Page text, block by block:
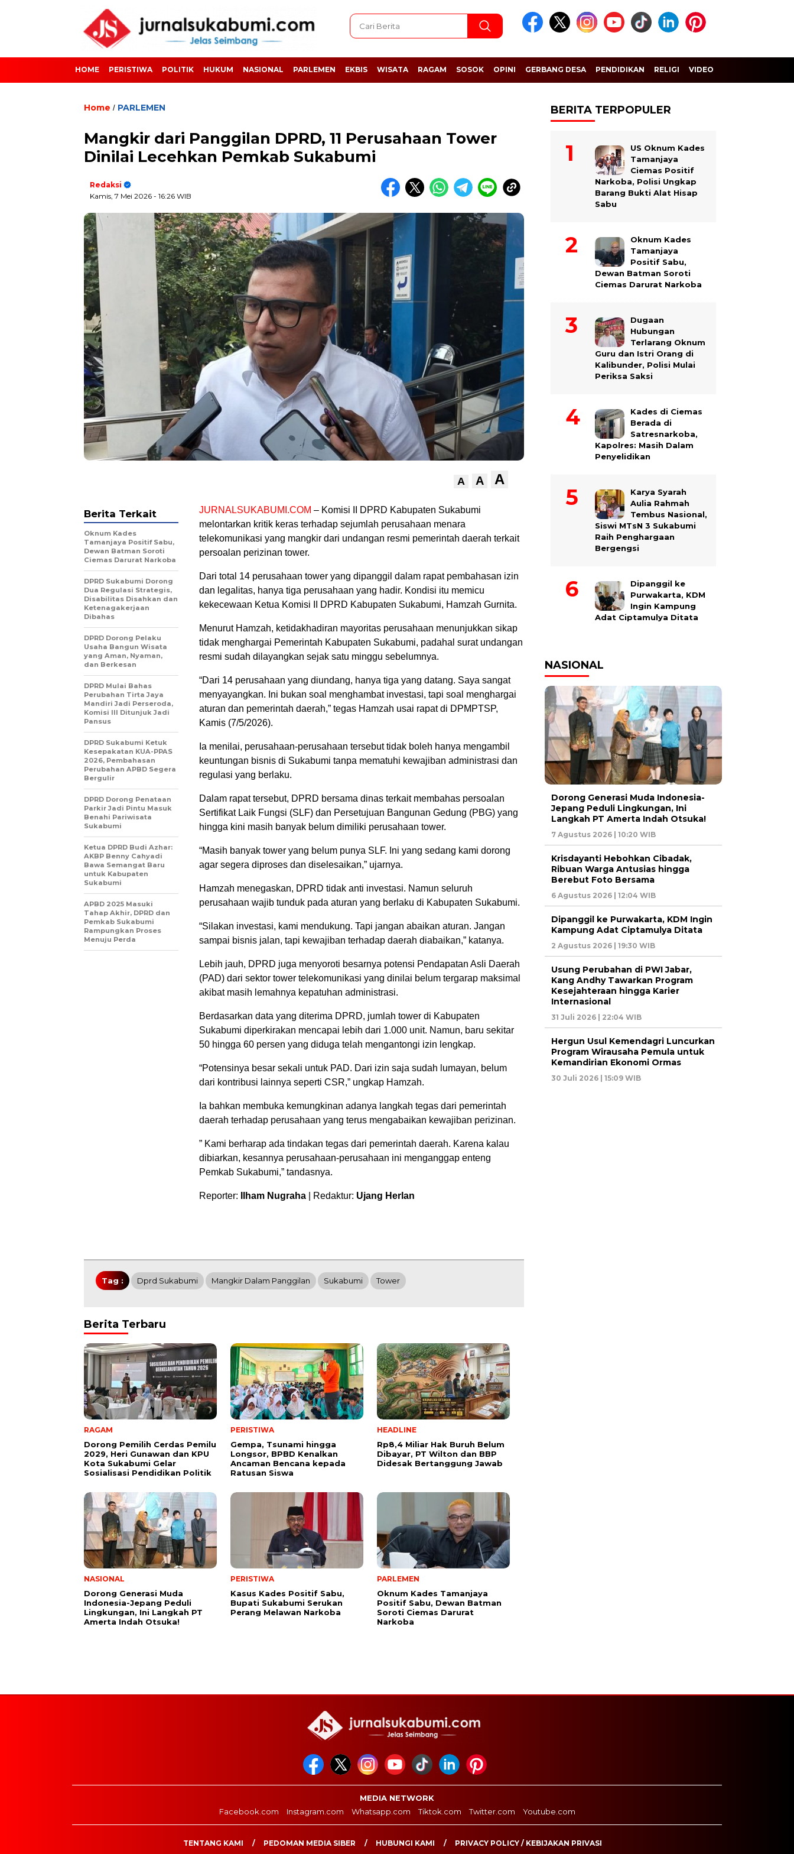
HOME PERISTIWA POLITIK HUKUM NASIONAL PARLEMEN EKBIS WISATA RAGAM SOSOK OPINI GERBANG DESA PENDIDIKAN RELIGI VIDEO
Home / PARLEMEN
Mangkir dari Panggilan DPRD, 11 Perusahaan Tower
Dinilai Lecehkan Pemkab Sukabumi
Redaksi
Kamis, 7 Mei 2026 - 16:26 WIB
A A A
JURNALSUKABUMI.COM – Komisi II DPRD Kabupaten Sukabumi
melontarkan kritik keras terhadap sejumlah perusahaan menara
telekomunikasi yang mangkir dari undangan resmi pemerintah daerah terkait
persoalan perizinan tower.
Dari total 14 perusahaan tower yang dipanggil dalam rapat pembahasan izin
dan legalitas, hanya tiga perusahaan yang hadir. Kondisi itu memicu
kekecewaan Ketua Komisi II DPRD Kabupaten Sukabumi, Hamzah Gurnita.
Menurut Hamzah, ketidakhadiran mayoritas perusahaan menunjukkan sikap
tidak menghargai Pemerintah Kabupaten Sukabumi, padahal surat undangan
resmi sudah dilayangkan sejak satu minggu sebelumnya.
“Dari 14 perusahaan yang diundang, hanya tiga yang datang. Saya sangat
menyayangkan. Ini bukan soal menghambat investasi, tapi soal menghargai
aturan dan pemerintah daerah,” tegas Hamzah usai rapat di DPMPTSP,
Kamis (7/5/2026).
Ia menilai, perusahaan-perusahaan tersebut tidak boleh hanya mengambil
keuntungan bisnis di Sukabumi tanpa mematuhi kewajiban administrasi dan
regulasi yang berlaku.
Dalam rapat tersebut, DPRD bersama dinas terkait membahas persoalan
Sertifikat Laik Fungsi (SLF) dan Persetujuan Bangunan Gedung (PBG) yang
hingga kini masih banyak belum dimiliki perusahaan tower.
“Masih banyak tower yang belum punya SLF. Ini yang sedang kami dorong
agar segera diproses dan diselesaikan,” ujarnya.
Hamzah menegaskan, DPRD tidak anti investasi. Namun seluruh
perusahaan wajib tunduk pada aturan yang berlaku di Kabupaten Sukabumi.
“Silakan investasi, kami mendukung. Tapi jangan abaikan aturan. Jangan
sampai bisnis jalan, tapi kewajiban terhadap daerah diabaikan,” katanya.
Lebih jauh, DPRD juga menyoroti besarnya potensi Pendapatan Asli Daerah
(PAD) dari sektor tower telekomunikasi yang dinilai belum tergarap maksimal
akibat masih lemahnya kepatuhan administrasi.
Berdasarkan data yang diterima DPRD, jumlah tower di Kabupaten
Sukabumi diperkirakan mencapai lebih dari 1.000 unit. Namun, baru sekitar
50 hingga 60 persen yang diduga telah mengantongi izin lengkap.
“Potensinya besar sekali untuk PAD. Dari izin saja sudah lumayan, belum
dari kontribusi lainnya seperti CSR,” ungkap Hamzah.
Ia bahkan membuka kemungkinan adanya langkah tegas dari pemerintah
daerah terhadap perusahaan yang terus mengabaikan kewajiban perizinan.
” Kami berharap ada tindakan tegas dari pemerintah daerah. Karena kalau
dibiarkan, kesannya perusahaan-perusahaan ini menganggap enteng
Pemkab Sukabumi,” tandasnya.
Reporter: Ilham Nugraha | Redaktur: Ujang Herlan
Berita Terkait
Oknum Kades
Tamanjaya Positif Sabu,
Dewan Batman Soroti
Ciemas Darurat Narkoba
DPRD Sukabumi Dorong
Dua Regulasi Strategis,
Disabilitas Disahkan dan
Ketenagakerjaan
Dibahas
DPRD Dorong Pelaku
Usaha Bangun Wisata
yang Aman, Nyaman,
dan Berkesan
DPRD Mulai Bahas
Perubahan Tirta Jaya
Mandiri Jadi Perseroda,
Komisi III Ditunjuk Jadi
Pansus
DPRD Sukabumi Ketuk
Kesepakatan KUA-PPAS
2026, Pembahasan
Perubahan APBD Segera
Bergulir
DPRD Dorong Penataan
Parkir Jadi Pintu Masuk
Benahi Pariwisata
Sukabumi
Ketua DPRD Budi Azhar:
AKBP Benny Cahyadi
Bawa Semangat Baru
untuk Kabupaten
Sukabumi
APBD 2025 Masuki
Tahap Akhir, DPRD dan
Pemkab Sukabumi
Rampungkan Proses
Menuju Perda
Tag : Dprd Sukabumi Mangkir Dalam Panggilan Sukabumi Tower
Berita Terbaru
RAGAM
Dorong Pemilih Cerdas Pemilu
2029, Heri Gunawan dan KPU
Kota Sukabumi Gelar
Sosialisasi Pendidikan Politik
PERISTIWA
Gempa, Tsunami hingga
Longsor, BPBD Kenalkan
Ancaman Bencana kepada
Ratusan Siswa
HEADLINE
Rp8,4 Miliar Hak Buruh Belum
Dibayar, PT Wilton dan BBP
Didesak Bertanggung Jawab
NASIONAL
Dorong Generasi Muda
Indonesia-Jepang Peduli
Lingkungan, Ini Langkah PT
Amerta Indah Otsuka!
PERISTIWA
Kasus Kades Positif Sabu,
Bupati Sukabumi Serukan
Perang Melawan Narkoba
PARLEMEN
Oknum Kades Tamanjaya
Positif Sabu, Dewan Batman
Soroti Ciemas Darurat
Narkoba
BERITA TERPOPULER
US Oknum Kades
Tamanjaya
Ciemas Positif
Narkoba, Polisi Ungkap
Barang Bukti Alat Hisap
Sabu
Oknum Kades
Tamanjaya
Positif Sabu,
Dewan Batman Soroti
Ciemas Darurat Narkoba
Dugaan
Hubungan
Terlarang Oknum
Guru dan Istri Orang di
Kalibunder, Polisi Mulai
Periksa Saksi
Kades di Ciemas
Berada di
Satresnarkoba,
Kapolres: Masih Dalam
Penyelidikan
Karya Syarah
Aulia Rahmah
Tembus Nasional,
Siswi MTsN 3 Sukabumi
Raih Penghargaan
Bergengsi
Dipanggil ke
Purwakarta, KDM
Ingin Kampung
Adat Ciptamulya Ditata
NASIONAL
Dorong Generasi Muda Indonesia-
Jepang Peduli Lingkungan, Ini
Langkah PT Amerta Indah Otsuka!
7 Agustus 2026 | 10:20 WIB
Krisdayanti Hebohkan Cibadak,
Ribuan Warga Antusias hingga
Berebut Foto Bersama
6 Agustus 2026 | 12:04 WIB
Dipanggil ke Purwakarta, KDM Ingin
Kampung Adat Ciptamulya Ditata
2 Agustus 2026 | 19:30 WIB
Usung Perubahan di PWI Jabar,
Kang Andhy Tawarkan Program
Kesejahteraan hingga Karier
Internasional
31 Juli 2026 | 22:04 WIB
Hergun Usul Kemendagri Luncurkan
Program Wirausaha Pemula untuk
Kemandirian Ekonomi Ormas
30 Juli 2026 | 15:09 WIB
MEDIA NETWORK
Facebook.com
Instagram.com Whatsapp.com Tiktok.com Twitter.com Youtube.com
TENTANG KAMI PEDOMAN MEDIA SIBER HUBUNGI KAMI PRIVACY POLICY / KEBIJAKAN PRIVASI